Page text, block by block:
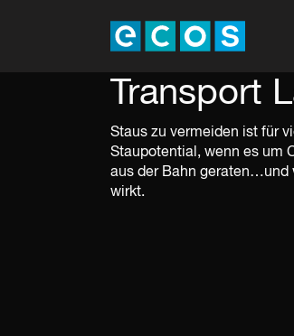
Transport
Staus zu vermeiden ist für
Staupotential, wenn es um
aus der Bahn geraten…und
wirkt.